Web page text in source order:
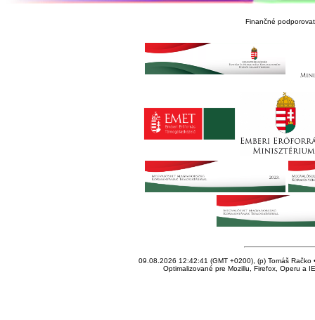
Finančné
09.08.2026 12:42:41 (GMT +0200), (p) Tomáš Račko
Optimalizované pre Mozillu, Firefox, Operu a